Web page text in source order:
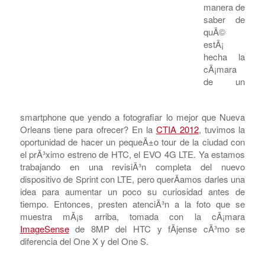
DE HTC PARA SPRINT
Â¿QuÃ©
mejor
manera de
quÃ©
estÃ¡
hecha la
cÃ¡mara
de un
smartphone que yendo a fotografiar lo mejor que Nueva
Orleans tiene para ofrecer? En laCTIA 2012, tuvimos la
oportunidad de hacer un pequeÃ±o tour de la ciudad con
el prÃ³ximo estreno de HTC, el EVO 4G LTE. Ya estamos
trabajando en una revisiÃ³n completa del nuevo